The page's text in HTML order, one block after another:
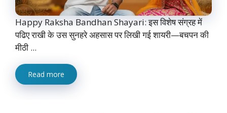
Happy Raksha Bandhan Shayari: इस विशेष संग्रह में
पढिए राखी के उस सुनहरे अहसास पर लिखी गई शायरी—बचपन की
मीठी ...
Read more